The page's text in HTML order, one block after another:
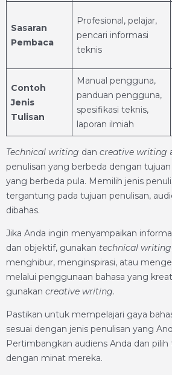
Sasaran
Pembaca
Profesional, pelajar,
pencari informasi
teknis
Contoh
Jenis
Tulisan
Manual pengguna,
panduan pengguna,
spesifikasi teknis,
laporan ilmiah
Technical writing dan creative writing
penulisan yang berbeda dengan
yang berbeda pula. Memilih jenis
tergantung pada tujuan penulisan,
dibahas.
Jika Anda ingin menyampaikan
dan objektif, gunakan technical writing
menghibur, menginspirasi, atau
melalui penggunaan bahasa yang
gunakan creative writing.
Pastikan untuk mempelajari gaya
sesuai dengan jenis penulisan yang
Pertimbangkan audiens Anda dan pilih
dengan minat mereka.